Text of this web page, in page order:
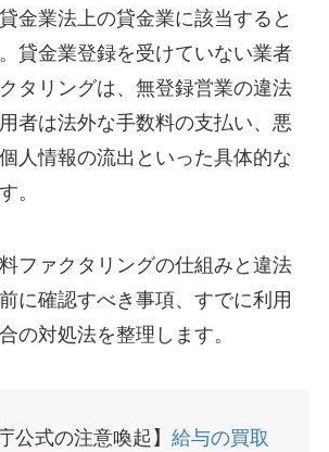
金業法上の貸金業に該当すると
貸金業登録を受けていない業者
タリングは、無登録営業の違法
者は法外な手数料の支払い、悪
人情報の流出といった具体的な
。
ファクタリングの仕組みと違法
に確認すべき事項、すでに利用
の対処法を整理します。
公式の注意喚起】 給与の買取